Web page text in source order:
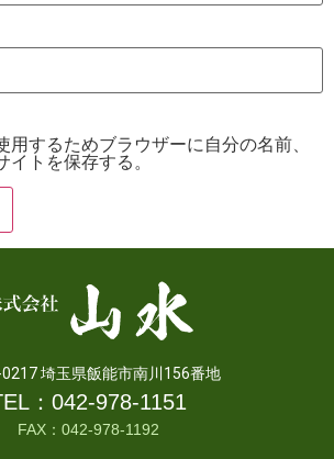
用するためブラウザーに自分の名前、
トを保存する。
埼玉県飯能市南川156番地
： 042-978-1151
FAX：042-978-1192